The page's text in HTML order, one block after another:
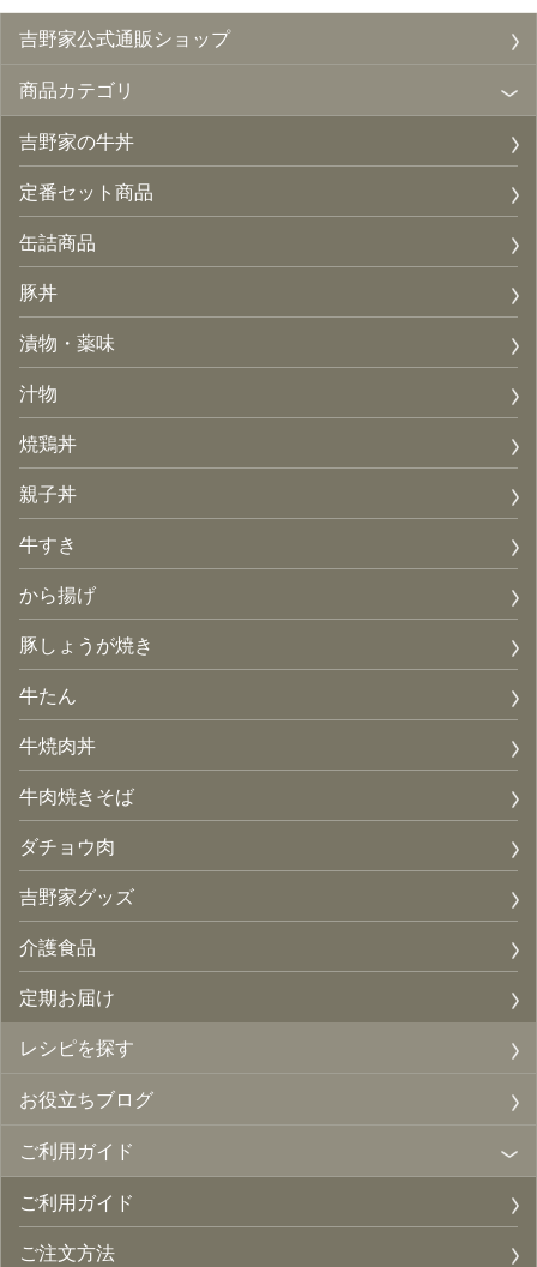
吉野家公式通販ショップ
商品カテゴリ
吉野家の牛丼
定番セット商品
缶詰商品
豚丼
漬物・薬味
汁物
焼鶏丼
親子丼
牛すき
から揚げ
豚しょうが焼き
牛たん
牛焼肉丼
牛肉焼きそば
ダチョウ肉
吉野家グッズ
介護食品
定期お届け
レシピを探す
お役立ちブログ
ご利用ガイド
ご利用ガイド
ご注文方法